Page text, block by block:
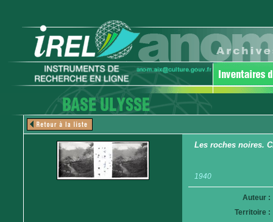
Les roches noires.
1940
Auteur :
Territoire :